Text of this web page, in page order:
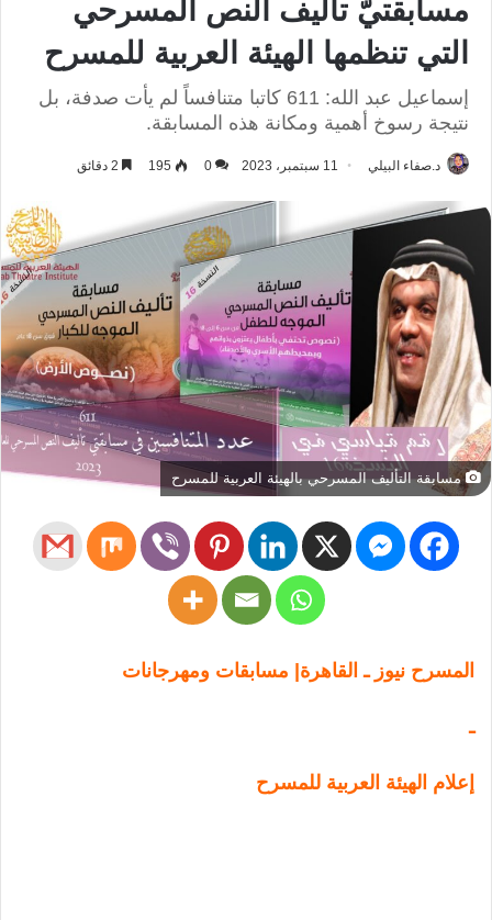
مسابقتيّ تأليف النص المسرحي
التي تنظمها الهيئة العربية للمسرح
إسماعيل عبد الله: 611 كاتبا متنافساً لم يأت صدفة، بل
نتيجة رسوخ أهمية ومكانة هذه المسابقة.
د.صفاء البيلي 11 سبتمبر، 2023 0
195
مسابقة التأليف المسرحي بالهيئة العربية للمسرح
المسرح نيوز ـ القاهرة| مسابقات ومهرجانات
ـ
إعلام الهيئة العربية للمسرح